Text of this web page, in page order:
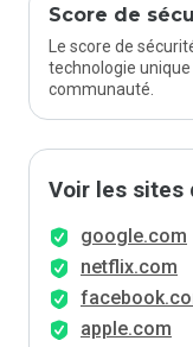
Score de
Le score de
technologie
communauté.
Voir les sites
google.com
netflix.com
apple.com